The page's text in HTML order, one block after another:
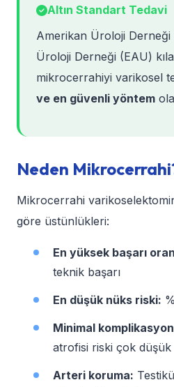
Altın Standart Tedavi
Amerikan Üroloji
Üroloji Derneği (EAU)
mikrocerrahiyi varikosel
ve en güvenli yöntem
Neden
Mikrocerrahi
göre üstünlükleri:
En yüksek başarı
teknik başarı
En düşük nüks riski:
Minimal
atrofisi riski çok düşük
Arteri koruma: